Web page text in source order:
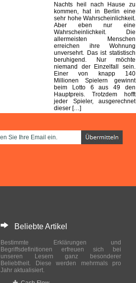
Nachts heil nach Hause zu
kommen, hat in Berlin eine
sehr hohe Wahrscheinlichkeit.
Aber eben nur eine
Wahrscheinlichkeit. Die
allermeisten Menschen
erreichen ihre Wohnung
unversehrt. Das ist statistisch
beruhigend. Nur möchte
niemand der Einzelfall sein.
Einer von knapp 140
Millionen Spielern gewinnt
beim Lotto 6 aus 49 den
Hauptpreis. Trotzdem hofft
jeder Spieler, ausgerechnet
dieser […]
Beliebte Artikel
Bestimmte Erklärungen und
Begriffsdefinitionen erfreuen sich bei
unseren Lesern ganz besonderer
Beliebtheit. Diese werden mehrmals pro
Jahr aktualisiert.